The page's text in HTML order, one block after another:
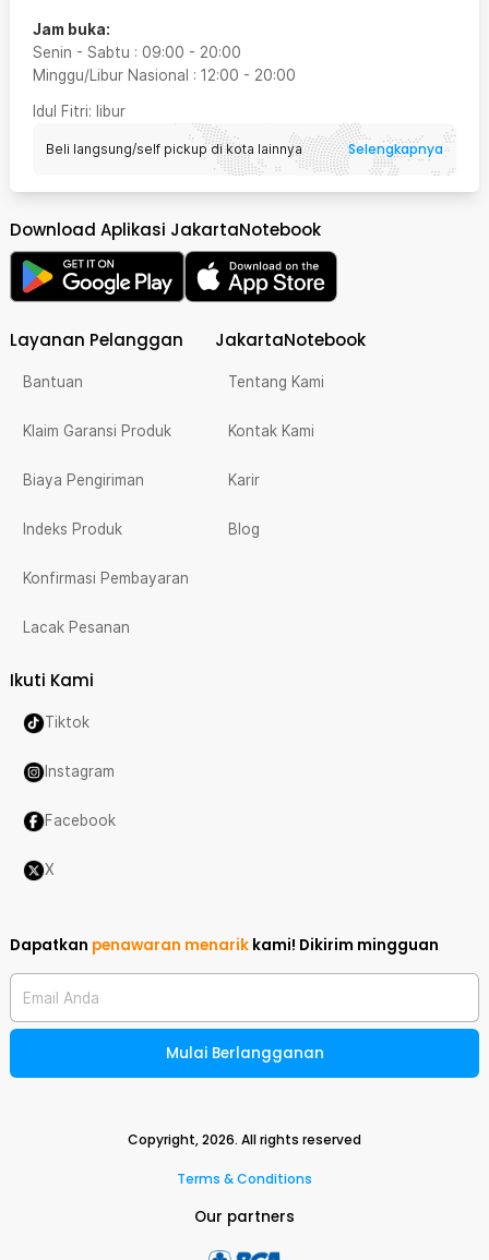
Jam buka:
Senin - Sabtu : 09:00 - 20:00
Minggu/Libur Nasional : 12:00 - 20:00
Idul Fitri: libur
Beli langsung/self pickup di kota lainnya Selengkapnya
Download Aplikasi JakartaNotebook
Layanan Pelanggan
Bantuan
Klaim Garansi Produk
Biaya Pengiriman
Indeks Produk
Konfirmasi Pembayaran
Lacak Pesanan
JakartaNotebook
Tentang Kami
Kontak Kami
Karir
Blog
Ikuti Kami
Tiktok
Instagram
Facebook
X
Dapatkan penawaran menarik kami! Dikirim mingguan
Email Anda
Mulai Berlangganan
Copyright,2026. All rights reserved
Terms & Conditions
Our partners